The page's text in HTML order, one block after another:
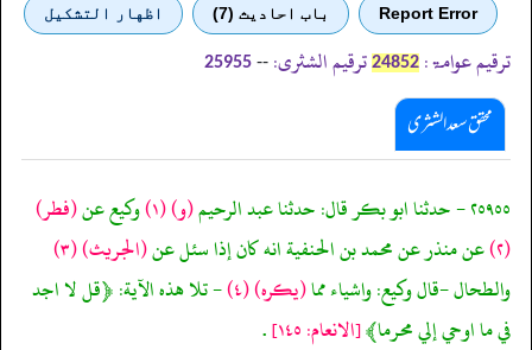
Report Error باب احادیث (7) اظهار التشكيل
ترقیم عوامۃ: 24852 ترقیم الشثری: --
25955
محقق سعد الشثری
٢٥٩٥٥ - حدثنا ابو بكر قال: حدثنا عبد الرحيم (و)(١) وكيع عن(فطر)
(٢) عن منذر عن محمد بن الحنفية انه كان إذا سئل عن(الجريث)(٣)
والطحال -قال وكيع: واشياء مما(يكره)(٤) - تلا هذه الآية: ﴿قل لا اجد
في ما اوحي إلي محرما﴾[الانعام: ١٤٥] .